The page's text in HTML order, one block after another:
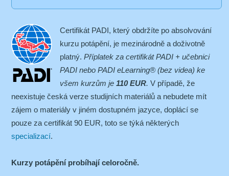
Certifikát PADI, který obdržíte po absolvování
kurzu potápění, je mezinárodně a doživotně
platný. Příplatek za certifikát PADI + učebnici
PADI nebo PADI eLearning® (bez videa) ke
všem kurzům je 110 EUR. V případě, že
neexistuje česká verze studijních materiálů a nebudete mít
zájem o materiály v jiném dostupném jazyce, doplácí se
pouze za certifikát 90 EUR, toto se týká některých
specializací.
Kurzy potápění probíhají celoročně.